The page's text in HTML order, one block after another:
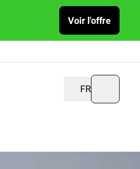
Voir l'offre
FR